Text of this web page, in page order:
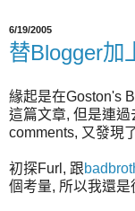
6/19/2005
替Blogger加
緣起是在Goston's
這篇文章, 但是連
comments, 又發現
初探Furl, 跟
個考量, 所以我還